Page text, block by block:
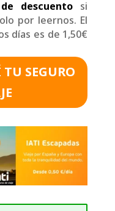
descuento si
por leernos. El
días es de 1,50€
SEGURO